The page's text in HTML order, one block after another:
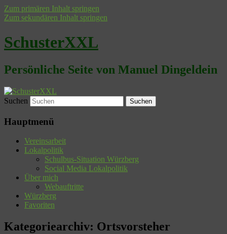
Zum primären Inhalt springen
Zum sekundären Inhalt springen
SchusterXXL
Persönliche Seite von Manuel Dingeldein
Suchen
Hauptmenü
Vereinsarbeit
Lokalpolitik
Schulbus-Situation Würzberg
Social Media Lokalpolitik
Über mich
Webauftritte
Würzberg
Favoriten
Kategoriearchiv: Ortsvorsteher